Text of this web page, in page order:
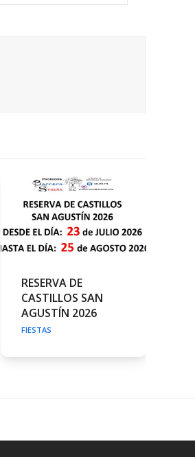
RESERVA DE
CASTILLOS SAN
AGUSTÍN 2026
FIESTAS